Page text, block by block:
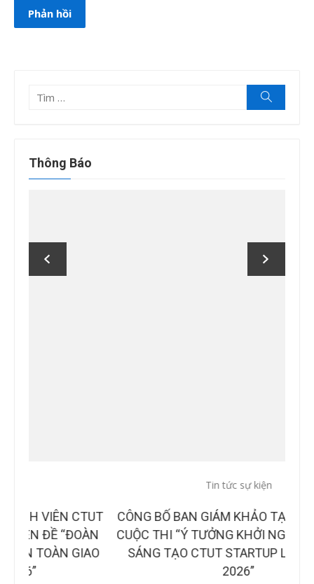
Tìm
kiếm
Thông Báo
CÔNG BỐ BAN GIÁM KHẢO TẠI CHUNG KẾT
CUỘC THI “Ý TƯỞNG KHỞI NGHIỆP, ĐỔI MỚI
SÁNG TẠO CTUT STARTUP LẦN IV, NĂM